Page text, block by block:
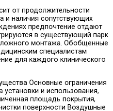
от продолжительности
и наличия сопутствующих
предпочтение отдают
в существующий парк
монтажа. Обобщенные
специалистам
для каждого клинического
Основные ограничения
и использования,
площадь покрытия,
поверхности Воздушные